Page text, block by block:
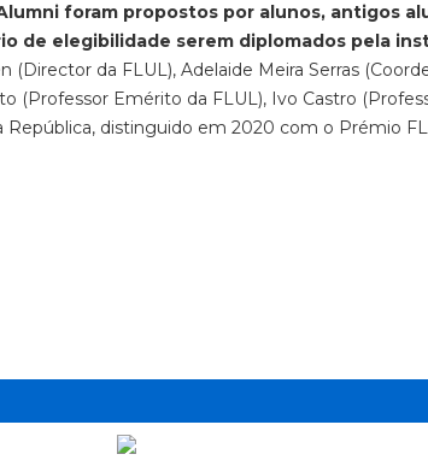
foram propostos por alunos, antigos
de elegibilidade serem diplomados pela
(Director da FLUL), Adelaide Meira Serras
(Professor Emérito da FLUL), Ivo Castro
República, distinguido em 2020 com o Prémio